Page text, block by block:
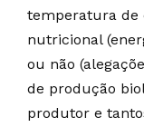
temperatura de
nutricional
ou não
de produção
produtor e